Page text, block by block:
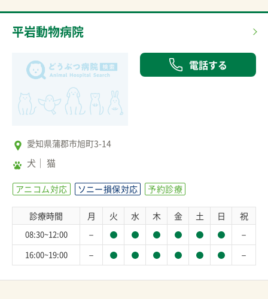
平岩動物病院
電話する
愛知県蒲郡市旭町3-14
犬 猫
アニコム対応 ソニー損保対応 予約診療
診療時間 月 火 水 木 金 土 日 祝
08:30~12:00 － －
16:00~19:00 － －